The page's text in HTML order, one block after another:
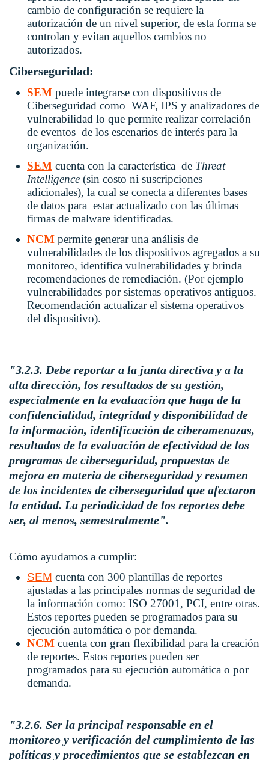
cambio de configuración se requiere la
autorización de un nivel superior, de esta forma se
controlan y evitan aquellos cambios no
autorizados.
Ciberseguridad:
SEM puede integrarse con dispositivos de
Ciberseguridad como WAF, IPS y analizadores de
vulnerabilidad lo que permite realizar correlación
de eventos de los escenarios de interés para la
organización.
SEM cuenta con la característica de Threat
Intelligence (sin costo ni suscripciones
adicionales), la cual se conecta a diferentes bases
de datos para estar actualizado con las últimas
firmas de malware identificadas.
NCM permite generar una análisis de
vulnerabilidades de los dispositivos agregados a su
monitoreo, identifica vulnerabilidades y brinda
recomendaciones de remediación. (Por ejemplo
vulnerabilidades por sistemas operativos antiguos.
Recomendación actualizar el sistema operativos
del dispositivo).
"3.2.3. Debe reportar a la junta directiva y a la
alta dirección, los resultados de su gestión,
especialmente en la evaluación que haga de la
confidencialidad, integridad y disponibilidad de
la información, identificación de ciberamenazas,
resultados de la evaluación de efectividad de los
programas de ciberseguridad, propuestas de
mejora en materia de ciberseguridad y resumen
de los incidentes de ciberseguridad que afectaron
la entidad. La periodicidad de los reportes debe
ser, al menos, semestralmente".
Cómo ayudamos a cumplir:
SEM cuenta con 300 plantillas de reportes
ajustadas a las principales normas de seguridad de
la información como: ISO 27001, PCI, entre otras.
Estos reportes pueden se programados para su
ejecución automática o por demanda.
NCM cuenta con gran flexibilidad para la creación
de reportes. Estos reportes pueden ser
programados para su ejecución automática o por
demanda.
"3.2.6. Ser la principal responsable en el
monitoreo y verificación del cumplimiento de las
políticas y procedimientos que se establezcan en